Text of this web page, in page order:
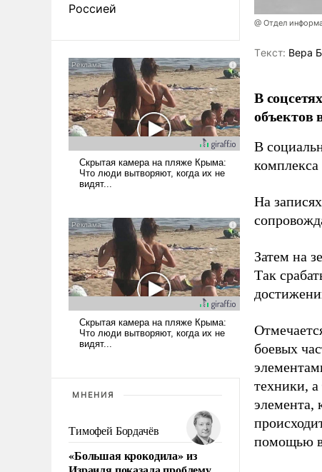
Россией
МНЕНИЯ
Тимофей Бордачёв
«Большая крокодила» из
@ Отдел
Tекст: Вера
В
объектов
В
На
Затем на
Так
боевых
техники,
элемента,
помощью